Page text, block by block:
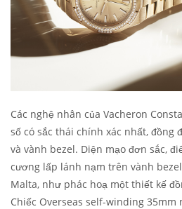
Các nghệ nhân của Vacheron
số có sắc thái chính xác nhất, đồng
và vành bezel. Diện mạo đơn sắc,
cương lấp lánh nạm trên vành
Malta, như phác hoạ một thiết kế
Chiếc Overseas self-winding